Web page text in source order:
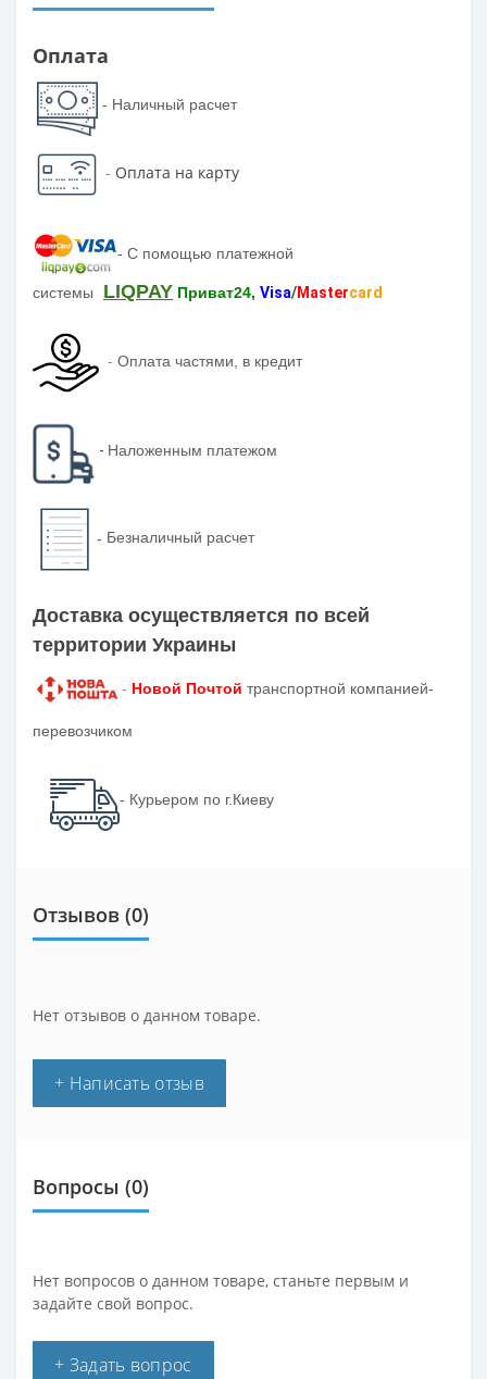
Оплата
- Наличный расчет
- Оплата на карту
- С помощью платежной
системы LIQPAY Приват24, Visa/Mastercard
- Оплата частями, в кредит
- Наложенным платежом
- Безналичный расчет
Доставка осуществляется по всей
территории Украины
- Новой Почтой транспортной компанией-
перевозчиком
- Курьером по г.Киеву
Отзывов (0)
Нет отзывов о данном товаре.
+ Написать отзыв
Вопросы (0)
Нет вопросов о данном товаре, станьте первым и
задайте свой вопрос.
+ Задать вопрос